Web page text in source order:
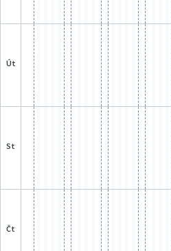
út
st
čt